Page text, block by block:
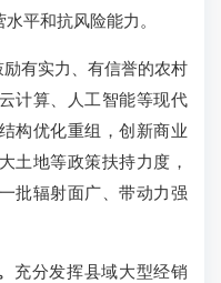
平和抗风险能力。
励有实力、有信誉的农村
计算、人工智能等现代
构优化重组，创新商业
土地等政策扶持力度，
批辐射面广、带动力强
充分发挥县域大型经销